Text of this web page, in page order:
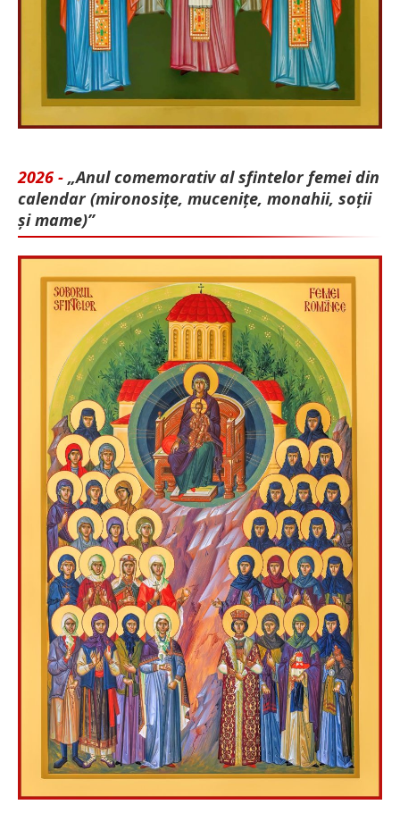
2026 - „Anul comemorativ al sfintelor femei din
calendar (mironosițe, mu­cenițe, monahii, soții
și mame)”